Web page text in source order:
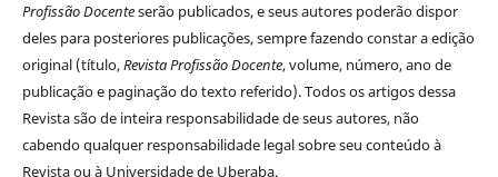
Profissão Docenteserão publicados, e seus autores poderão dispor
deles para posteriores publicações, sempre fazendo constar a edição
original (título,Revista Profissão Docente, volume, número, ano de
publicação e paginação do texto referido). Todos os artigos dessa
Revista são de inteira responsabilidade de seus autores, não
cabendo qualquer responsabilidade legal sobre seu conteúdo à
Revista ou à Universidade de Uberaba.